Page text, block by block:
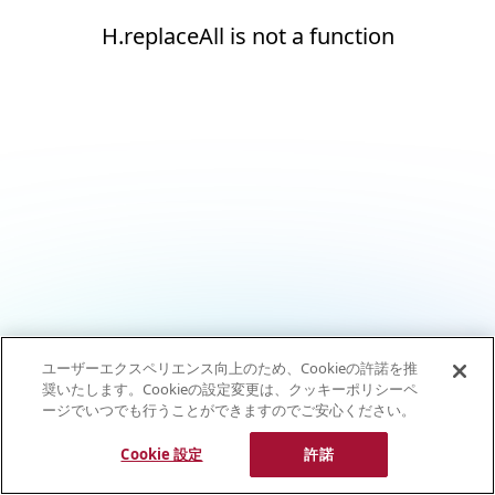
H.replaceAll is not a function
ユーザーエクスペリエンス向上のため、Cookieの許諾を推
奨いたします。Cookieの設定変更は、クッキーポリシーペ
ージでいつでも行うことができますのでご安心ください。
Cookie 設定 許諾